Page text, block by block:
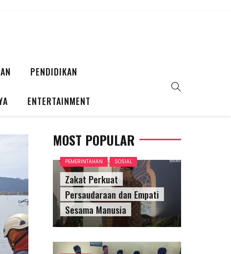
PENDIDIKAN
ENTERTAINMENT
MOST POPULAR
PEMERINTAHAN SOSIAL
Zakat Perkuat
Persaudaraan dan Empati
Sesama Manusia